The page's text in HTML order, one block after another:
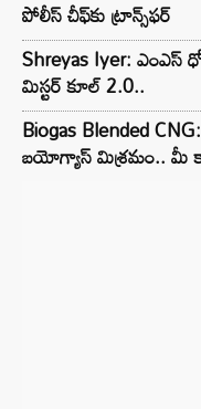
పోలీస్ చీఫ్‌కు ట్రాన్స్‌ఫర్
Shreyas Iyer: ఎంఎస్
మిస్టర్ కూల్ 2.0..
Biogas Blended
బయోగ్యాస్ మిశ్రమం.. మీ